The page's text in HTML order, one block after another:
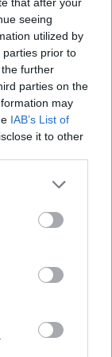
seeing
utilized by
parties prior to
further
parties on the
may
IAB’s List of
it to other
Barcelona y
Gasto
10l/100km
9 l.- 0,00€
9 l.- 0,00€
- 0,00€
la DGT en
cerca de
cerca de